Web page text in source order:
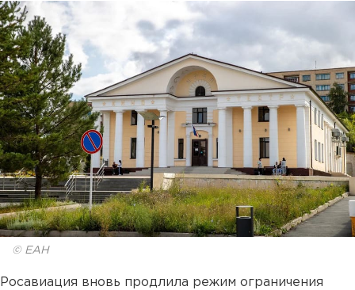
© ЕАН
Росавиация вновь продлила режим ограничения